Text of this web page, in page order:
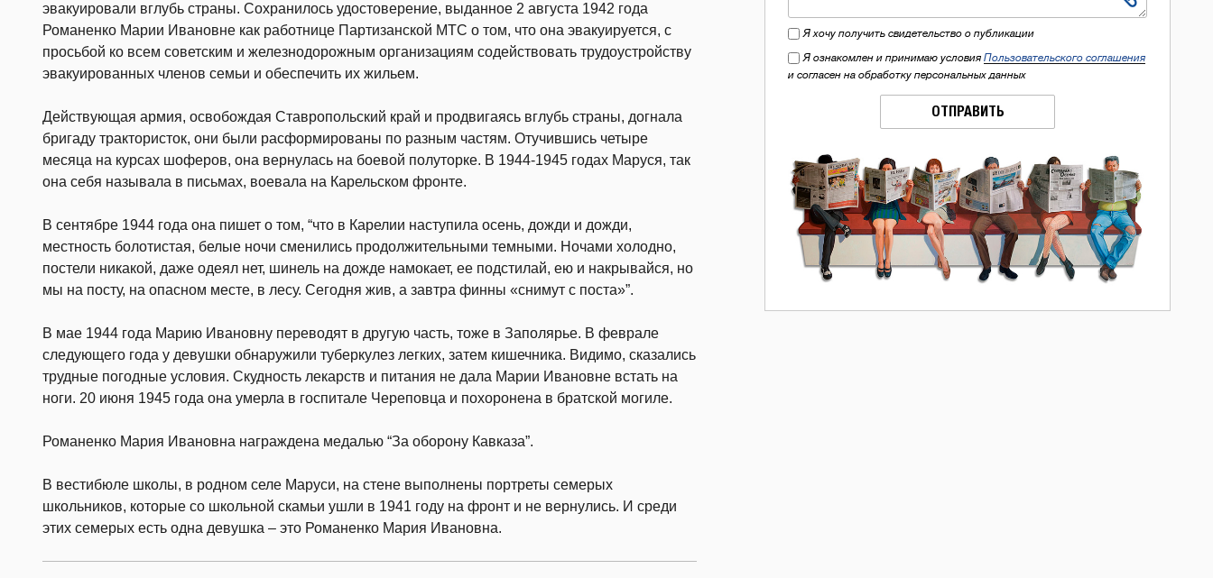
эвакуировали вглубь страны. Сохранилось удостоверение, выданное 2 августа 1942 года
Романенко Марии Ивановне как работнице Партизанской МТС о том, что она эвакуируется, с
просьбой ко всем советским и железнодорожным организациям содействовать трудоустройству
эвакуированных членов семьи и обеспечить их жильем.
Действующая армия, освобождая Ставропольский край и продвигаясь вглубь страны, догнала
бригаду трактористок, они были расформированы по разным частям. Отучившись четыре
месяца на курсах шоферов, она вернулась на боевой полуторке. В 1944-1945 годах Маруся, так
она себя называла в письмах, воевала на Карельском фронте.
В сентябре 1944 года она пишет о том, “что в Карелии наступила осень, дожди и дожди,
местность болотистая, белые ночи сменились продолжительными темными. Ночами холодно,
постели никакой, даже одеял нет, шинель на дожде намокает, ее подстилай, ею и накрывайся, но
мы на посту, на опасном месте, в лесу. Сегодня жив, а завтра финны «снимут с поста»”.
В мае 1944 года Марию Ивановну переводят в другую часть, тоже в Заполярье. В феврале
следующего года у девушки обнаружили туберкулез легких, затем кишечника. Видимо, сказались
трудные погодные условия. Скудность лекарств и питания не дала Марии Ивановне встать на
ноги. 20 июня 1945 года она умерла в госпитале Череповца и похоронена в братской могиле.
Романенко Мария Ивановна награждена медалью “За оборону Кавказа”.
В вестибюле школы, в родном селе Маруси, на стене выполнены портреты семерых
школьников, которые со школьной скамьи ушли в 1941 году на фронт и не вернулись. И среди
этих семерых есть одна девушка – это Романенко Мария Ивановна.
Я хочу получить свидетельство о публикации
Я ознакомлен и принимаю условия Пользовательского соглашения
и согласен на обработку персональных данных
ОТПРАВИТЬ